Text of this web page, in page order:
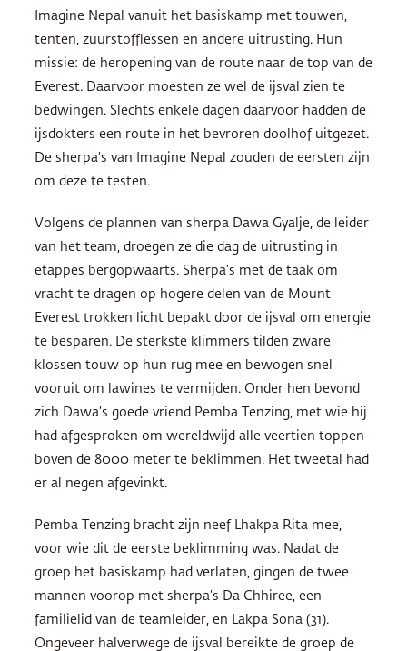
Imagine Nepal vanuit het basiskamp met touwen,
tenten, zuurstofflessen en andere uitrusting. Hun
missie: de heropening van de route naar de top van de
Everest. Daarvoor moesten ze wel de ijsval zien te
bedwingen. Slechts enkele dagen daarvoor hadden de
ijsdokters een route in het bevroren doolhof uitgezet.
De sherpa’s van Imagine Nepal zouden de eersten zijn
om deze te testen.
Volgens de plannen van sherpa Dawa Gyalje, de leider
van het team, droegen ze die dag de uitrusting in
etappes bergopwaarts. Sherpa’s met de taak om
vracht te dragen op hogere delen van de Mount
Everest trokken licht bepakt door de ijsval om energie
te besparen. De sterkste klimmers tilden zware
klossen touw op hun rug mee en bewogen snel
vooruit om lawines te vermijden. Onder hen bevond
zich Dawa’s goede vriend Pemba Tenzing, met wie hij
had afgesproken om wereldwijd alle veertien toppen
boven de 8000 meter te beklimmen. Het tweetal had
er al negen afgevinkt.
Pemba Tenzing bracht zijn neef Lhakpa Rita mee,
voor wie dit de eerste beklimming was. Nadat de
groep het basiskamp had verlaten, gingen de twee
mannen voorop met sherpa’s Da Chhiree, een
familielid van de teamleider, en Lakpa Sona (31).
Ongeveer halverwege de ijsval bereikte de groep de